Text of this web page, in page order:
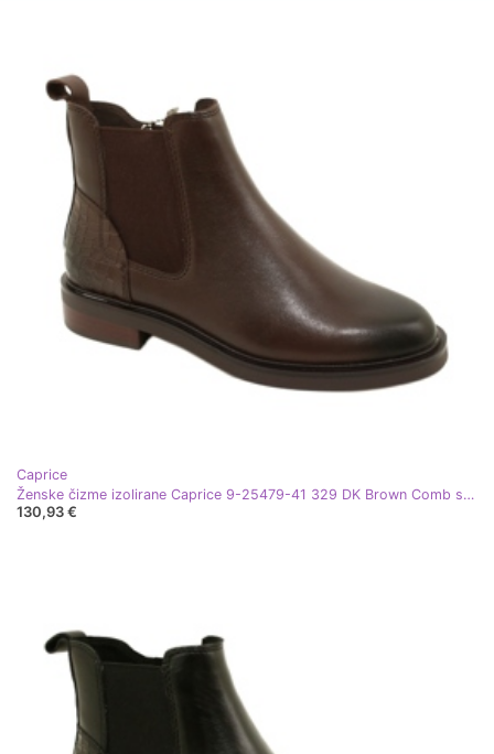
Caprice
Ženske čizme izolirane Caprice 9-25479-41 329 DK Brown Comb smeđa
130,93 €